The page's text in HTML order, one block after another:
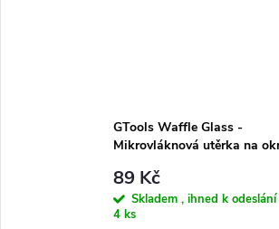
GTools Waffle Glass -
Mikrovláknová utěrka na
89 Kč
Skladem , ihned k odeslání
4 ks